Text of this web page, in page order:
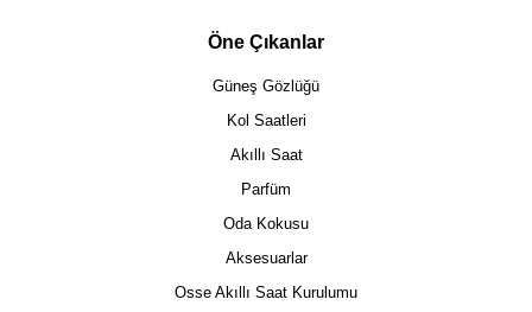
Öne Çıkanlar
Güneş Gözlüğü
Kol Saatleri
Akıllı Saat
Parfüm
Oda Kokusu
Aksesuarlar
Osse Akıllı Saat Kurulumu